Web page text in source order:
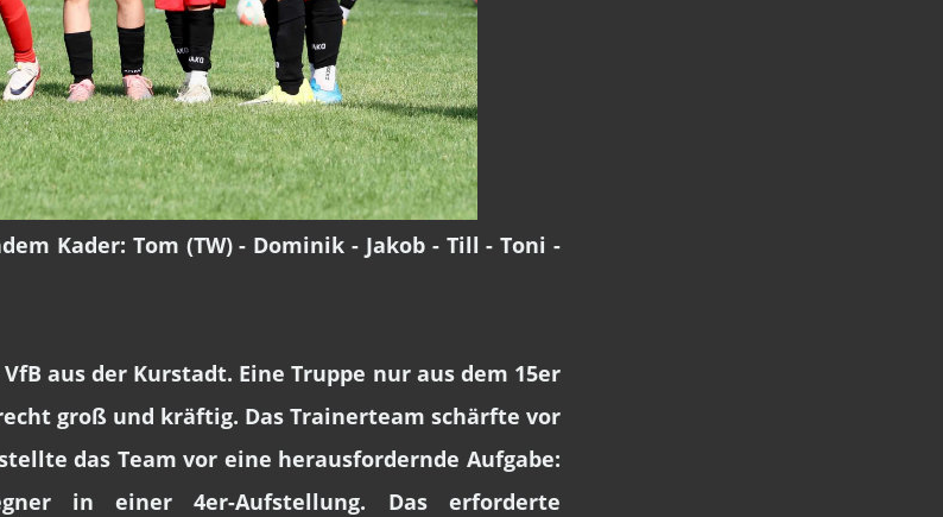
Kader: Tom (TW) - Dominik - Jakob - Till - Toni -
aus der Kurstadt. Eine Truppe nur aus dem 15er
groß und kräftig. Das Trainerteam schärfte vor
das Team vor eine herausfordernde Aufgabe:
in einer 4er-Aufstellung. Das erforderte